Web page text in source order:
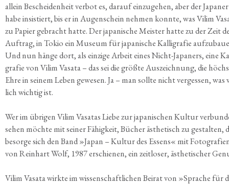
allein Beschei­den­heit ver­bot es, dar­auf ein­zu­ge­hen, aber der Japa­ner
habe insis­tiert, bis er in Augen­schein neh­men konn­te, was Vilim
zu Papier gebracht hat­te. Der japa­ni­sche Meis­ter hat­te zu der Zeit
Auf­trag, in Tokio ein Muse­um für japa­ni­sche Kal­li­gra­fie
Und nun hän­ge dort, als ein­zi­ge Arbeit eines Nicht-Japa­ners, eine
gra­fie von Vilim Vasa­ta – das sei die größ­te Aus­zeich­nung, die
Ehre in sei­nem Leben gewe­sen. Ja – man soll­te nicht ver­ges­sen,
lich wich­tig ist.
Wer im übri­gen Vilim Vasa­tas Lie­be zur japa­ni­schen Kul­tur
sehen möch­te mit sei­ner Fähig­keit, Bücher ästhe­tisch zu gestal­ten,
besor­ge sich den Band »Japan – Kul­tur des Essens« mit
von Rein­hart Wolf, 1987 erschie­nen, ein zeit­lo­ser, ästhe­ti­scher
Vilim Vasa­ta wirk­te im wis­sen­schaft­li­chen Bei­rat von »Spra­che für